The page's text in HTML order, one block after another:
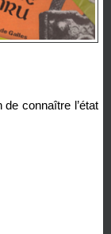
de connaître l’état